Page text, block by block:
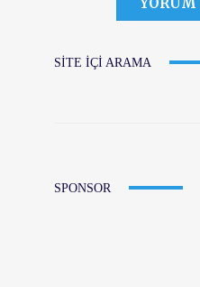
SITE IÇI ARAMA
SPONSOR